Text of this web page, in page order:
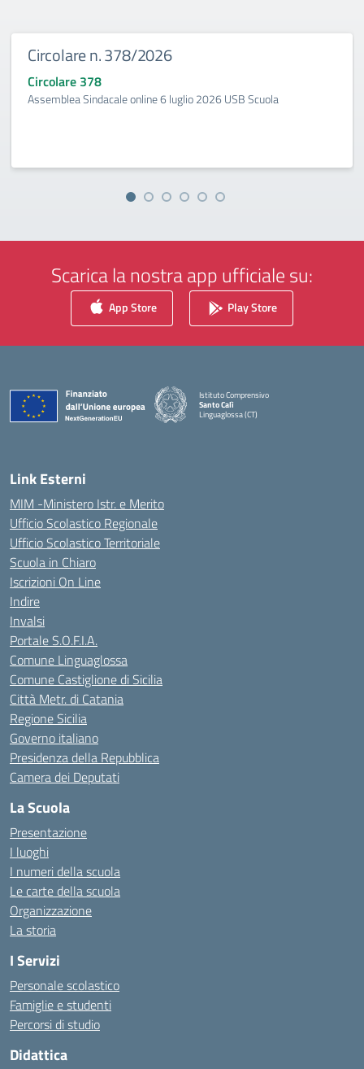
Circolare n. 378/2026
Circolare 378
Assemblea Sindacale online 6 luglio 2026 USB Scuola
Scarica la nostra app ufficiale su:
App Store Play Store
Istituto Comprensivo
Santo Calì
Linguaglossa (CT)
— Visita la pagina iniziale della scuola
Link Esterni
MIM -Ministero Istr. e Merito
Ufficio Scolastico Regionale
Ufficio Scolastico Territoriale
Scuola in Chiaro
Iscrizioni On Line
Indire
Invalsi
Portale S.O.F.I.A.
Comune Linguaglossa
Comune Castiglione di Sicilia
Città Metr. di Catania
Regione Sicilia
Governo italiano
Presidenza della Repubblica
Camera dei Deputati
La Scuola
Presentazione
I luoghi
I numeri della scuola
Le carte della scuola
Organizzazione
La storia
I Servizi
Personale scolastico
Famiglie e studenti
Percorsi di studio
Didattica